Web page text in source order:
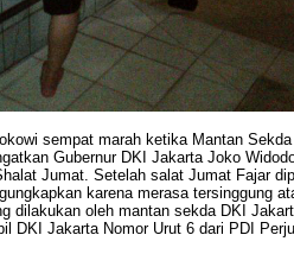
sempat marah ketika Mantan
Gubernur DKI Jakarta Joko
Jumat. Setelah salat Jumat Fajar
karena merasa tersinggung
dilakukan oleh mantan sekda DKI
DKI Jakarta Nomor Urut 6 dari PDI